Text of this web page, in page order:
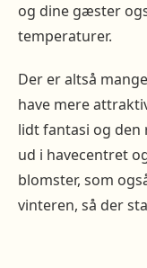
og dine gæster
temperaturer.
Der er altså
have mere
lidt fantasi og den
ud i havecentret
blomster, som
vinteren, så der